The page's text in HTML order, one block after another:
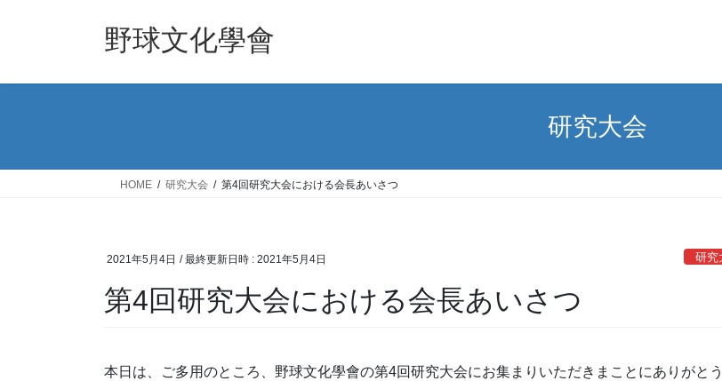
野球文化學會
研究大会
HOME 研究大会 第4回研究大会における会長あいさつ
2021年5月4日 / 最終更新日時 : 2021年5月4日 研究
第4回研究大会における会長あいさつ
本日は、ご多用のところ、野球文化學會の第4回研究大会にお集まりいただきまことにありがと